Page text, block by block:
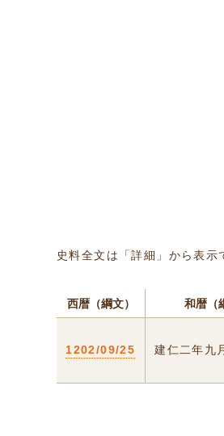
史料全文は「詳細」から表
西暦（綱文） 和暦（
1202/09/25 建仁二年九